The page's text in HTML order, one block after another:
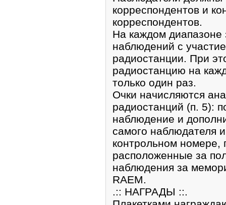
корреспондентов и
корреспондентов.
На каждом диапазоне
наблюдений с
радиостанции. При
радиостанцию на
только один раз.
Очки начисляются
радиостанций (п. 5):
наблюдение и
самого наблюдателя
контрольном номере,
расположенные за
наблюдения за
RAEM.
.:: НАГРАДЫ ::.